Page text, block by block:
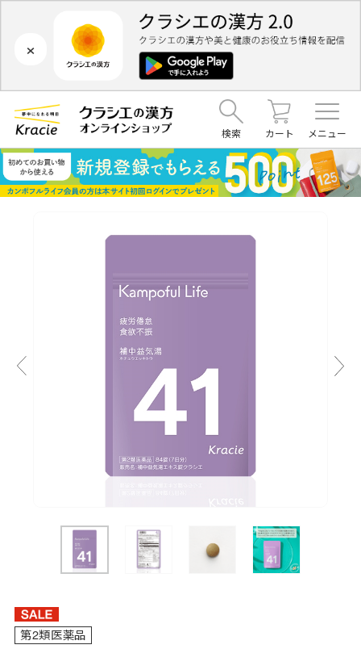
×
検索 カート メニュー
第2類医薬品